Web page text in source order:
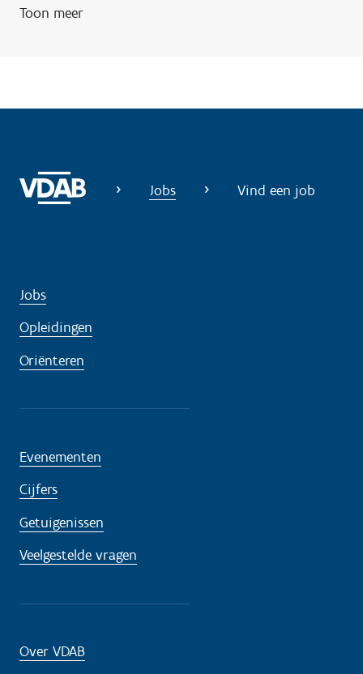
Toon meer
Jobs Vind een job
Jobs
Opleidingen
Oriënteren
Evenementen
Cijfers
Getuigenissen
Veelgestelde vragen
Over VDAB